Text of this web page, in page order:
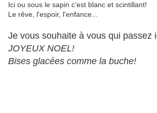
Ici ou sous le sapin c'est blanc et scintillant!
Le rêve, l'espoir, l'enfance...
Je vous souhaite à vous qui passez
JOYEUX NOEL!
Bises glacées comme la buche!